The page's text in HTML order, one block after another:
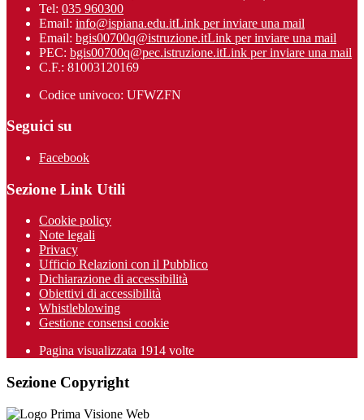
Tel: 035 960300
Email: info@ispiana.edu.itLink per inviare una mail
Email: bgis00700q@istruzione.itLink per inviare una mail
PEC: bgis00700q@pec.istruzione.itLink per inviare una mail
C.F.: 81003120169
Codice univoco: UFWZFN
Seguici su
Facebook
Sezione Link Utili
Cookie policy
Note legali
Privacy
Ufficio Relazioni con il Pubblico
Dichiarazione di accessibilità
Obiettivi di accessibilità
Whistleblowing
Gestione consensi cookie
Pagina visualizzata 1914 volte
Sezione Copyright